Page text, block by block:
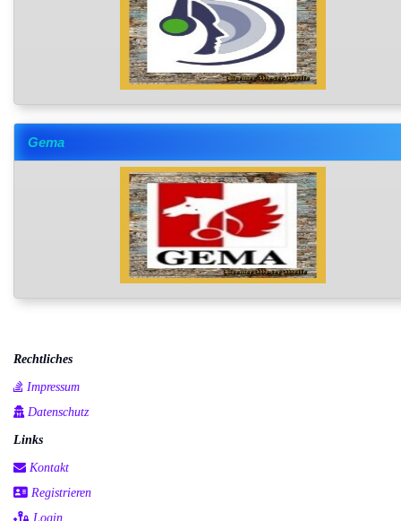
Gema
Rechtliches
Impressum
Datenschutz
Links
Kontakt
Registrieren
Login